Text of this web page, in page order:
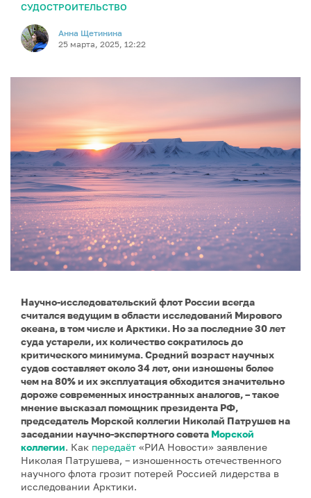
СУДОСТРОИТЕЛЬСТВО
Анна Щетинина
25 марта, 2025, 12:22
Научно-исследовательский флот России всегда
считался ведущим в области исследований Мирового
океана, в том числе и Арктики. Но за последние 30 лет
суда устарели, их количество сократилось до
критического минимума. Средний возраст научных
судов составляет около 34 лет, они изношены более
чем на 80% и их эксплуатация обходится значительно
дороже современных иностранных аналогов, – такое
мнение высказал помощник президента РФ,
председатель Морской коллегии Николай Патрушев на
заседании научно-экспертного совета Морской
коллегии. Как передаёт «РИА Новости» заявление
Николая Патрушева, – изношенность отечественного
научного флота грозит потерей Россией лидерства в
исследовании Арктики.